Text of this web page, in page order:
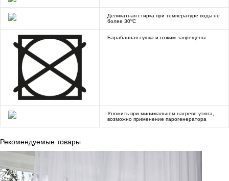
Деликатная стирка при температуре воды не
более 30oC
Барабанная сушка и отжим запрещены
Утюжить при минимальном нагреве утюга,
возможно применение парогенератора
Рекомендуемые товары